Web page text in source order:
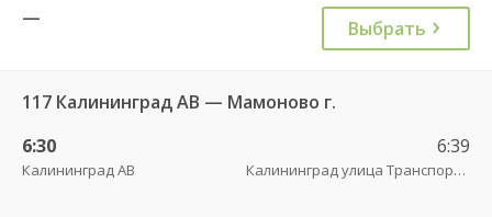
— Выбрать
117 Калининград АВ — Мамоново г.
6:30
Калининград АВ
6:39
Калининград улица Транспортая